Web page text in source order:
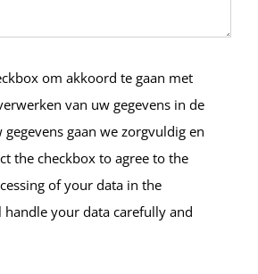
om akkoord te gaan met
van uw gegevens in de
gaan we zorgvuldig en
the checkbox to agree to the
of your data in the
handle your data carefully and